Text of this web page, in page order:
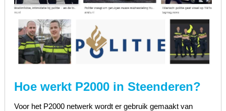
Hoe werkt P2000 in Steenderen?
Voor het P2000 netwerk wordt er gebruik gemaakt van